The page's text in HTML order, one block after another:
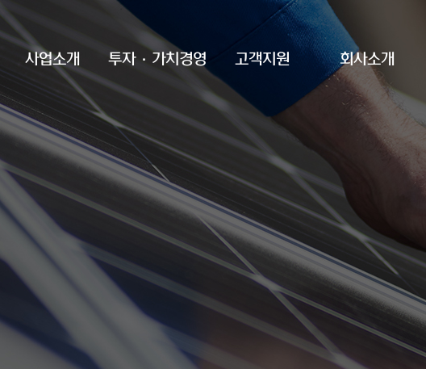
사업소개 투자·가치경영 고객지원 회사소개